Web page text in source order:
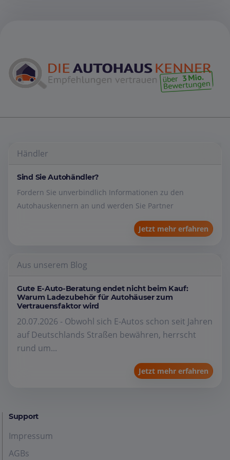
Händler
Sind Sie Autohändler?
Fordern Sie unverbindlich Informationen zu den
Autohauskennern an und werden Sie Partner
Jetzt mehr erfahren
Aus unserem Blog
Gute E-Auto-Beratung endet nicht beim Kauf:
Warum Ladezubehör für Autohäuser zum
Vertrauensfaktor wird
20.07.2026 - Obwohl sich E-Autos schon seit Jahren
auf Deutschlands Straßen bewähren, herrscht
rund um...
Jetzt mehr erfahren
Support
Impressum
AGBs